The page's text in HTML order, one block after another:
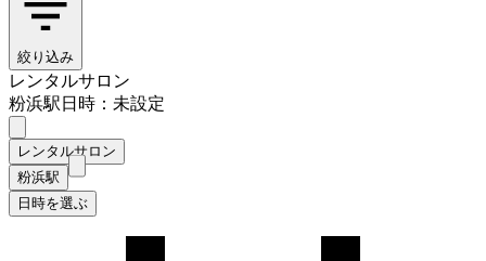
絞り込み
レンタルサロン
粉浜駅日時：未設定
レンタルサロン
粉浜駅
日時を選ぶ